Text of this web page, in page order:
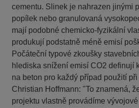
cementu. Slinek je nahrazen jinými
popílek nebo granulovaná
mají podobné chemicko-fyzikální
produkují podstatně méně emisí
Počáteční typové zkoušky
hlediska snížení emisí CO2 definují
na beton pro každý případ použití
Christian Hoffmann: "To znamená,
projektu vlastně provádíme